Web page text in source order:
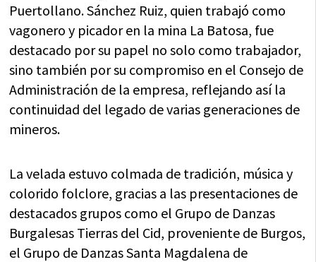
Puertollano. Sánchez Ruiz, quien trabajó como
vagonero y picador en la mina La Batosa, fue
destacado por su papel no solo como trabajador,
sino también por su compromiso en el Consejo de
Administración de la empresa, reflejando así la
continuidad del legado de varias generaciones de
mineros.
La velada estuvo colmada de tradición, música y
colorido folclore, gracias a las presentaciones de
destacados grupos como el Grupo de Danzas
Burgalesas Tierras del Cid, proveniente de Burgos,
el Grupo de Danzas Santa Magdalena de